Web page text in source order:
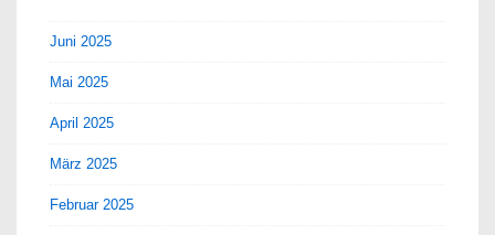
Juni 2025
Mai 2025
April 2025
März 2025
Februar 2025